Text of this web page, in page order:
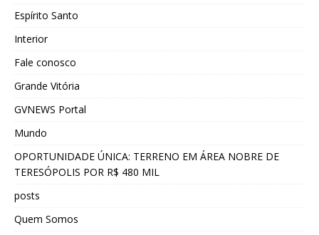
Espírito Santo
Interior
Fale conosco
Grande Vitória
GVNEWS Portal
Mundo
OPORTUNIDADE ÚNICA: TERRENO EM ÁREA NOBRE DE
TERESÓPOLIS POR R$ 480 MIL
posts
Quem Somos